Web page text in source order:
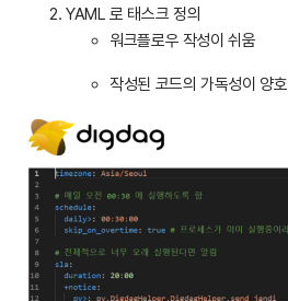
YAML 로 태스크 정의
워크플로우 작성이 쉬움
작성된 코드의 가독성이 양호